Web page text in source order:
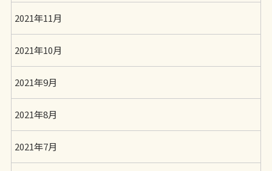
2021年11月
2021年10月
2021年9月
2021年8月
2021年7月